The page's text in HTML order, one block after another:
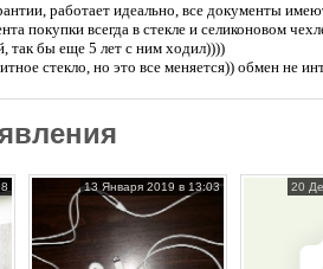
работает идеально, все документы
покупки всегда в стекле и селиконовом
так бы еще 5 лет с ним ходил))))
стекло, но это все меняется)) обмен не
13 Января 2019 в 13:03 20